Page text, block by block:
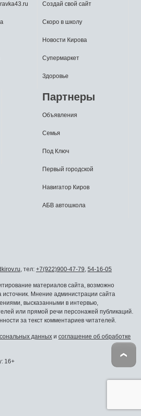
Создай свой сайт
Скоро в школу
Новости Кирова
Супермаркет
Здоровье
Партнеры
Объявления
Семья
Под Ключ
Первый городской
Навигатор Киров
АБВ автошкола
, тел: +7(922)900-47-79, 54-16-05
материалов сайта, возможно
источник. Мнение администрации сайта
высказанными в интервью,
или прямой речи персонажей публикаций.
за текст комментариев читателей.
данных и соглашение об обработке
16+